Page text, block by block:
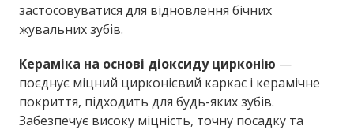
застосовуватися для відновлення бічних
жувальних зубів.
Кераміка на основі діоксиду цирконію —
поєднує міцний цирконієвий каркас і керамічне
покриття, підходить для будь-яких зубів.
Забезпечує високу міцність, точну посадку та